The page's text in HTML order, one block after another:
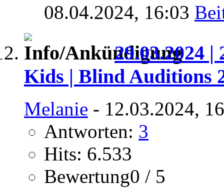
08.04.2024, 16:03
29.03.2024 |
Kids | Blind Auditions
Melanie - 12.03.2024,
Antworten: 3
Hits: 6.533
Bewertung0 / 5